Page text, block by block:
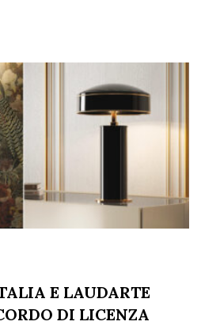
E LAUDARTE
DI LICENZA